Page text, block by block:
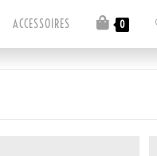
ACCESSOIRES 0